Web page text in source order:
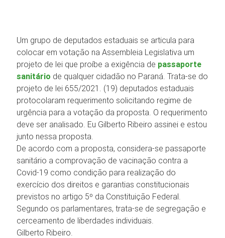
Um grupo de deputados estaduais se articula para
colocar em votação na Assembleia Legislativa um
projeto de lei que proíbe a exigência de passaporte
sanitário de qualquer cidadão no Paraná. Trata-se do
projeto de lei 655/2021. (19) deputados estaduais
protocolaram requerimento solicitando regime de
urgência para a votação da proposta. O requerimento
deve ser analisado. Eu Gilberto Ribeiro assinei e estou
junto nessa proposta.
De acordo com a proposta, considera-se passaporte
sanitário a comprovação de vacinação contra a
Covid-19 como condição para realização do
exercício dos direitos e garantias constitucionais
previstos no artigo 5º da Constituição Federal.
Segundo os parlamentares, trata-se de segregação e
cerceamento de liberdades individuais.
Gilberto Ribeiro.